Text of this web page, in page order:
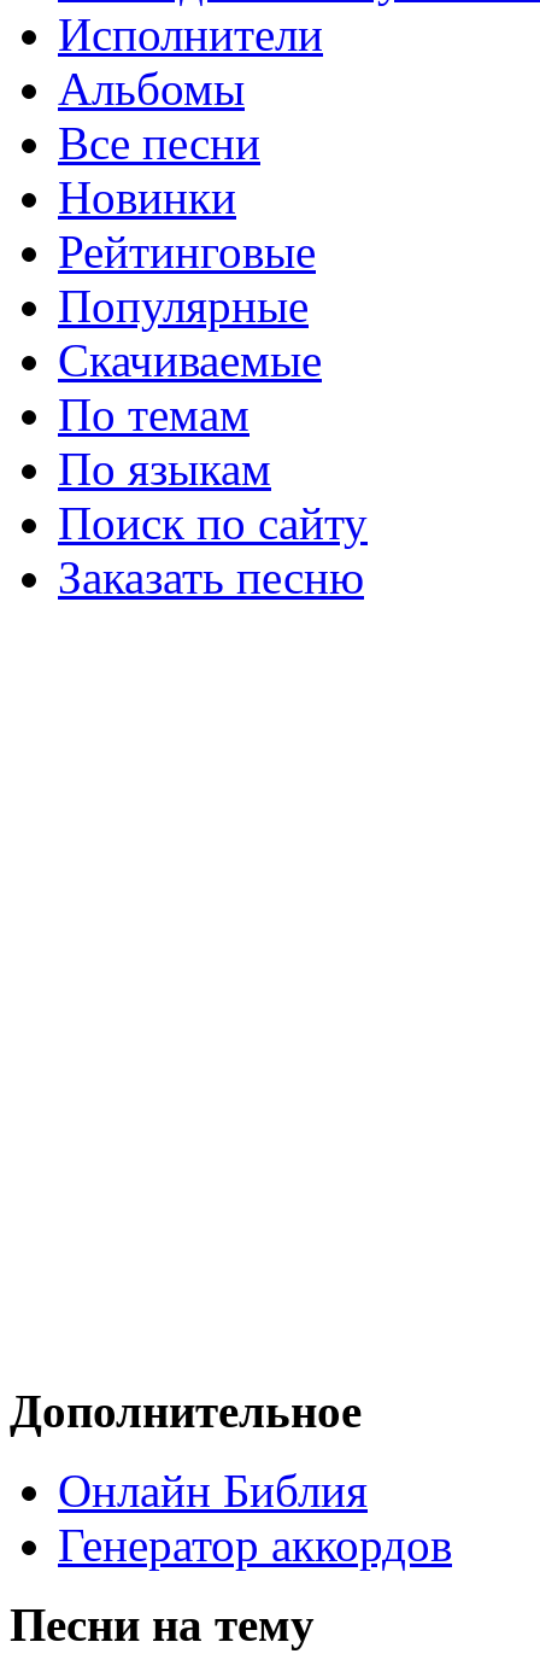
Исполнители
Альбомы
Все песни
Новинки
Рейтинговые
Популярные
Скачиваемые
По темам
По языкам
Поиск по сайту
Заказать песню
Дополнительное
Онлайн Библия
Генератор аккордов
Песни на тему